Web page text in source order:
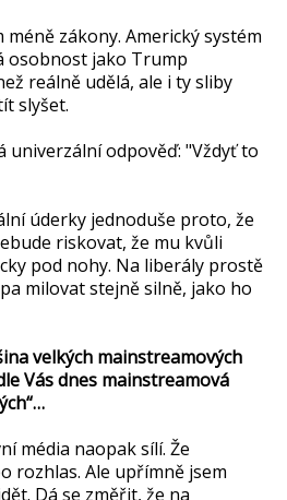
zákony. Americký systém
osobnost jako Trump
reálně udělá, ale i ty sliby
slyšet.
univerzální odpověď: "Vždyť to
úderky jednoduše proto, že
riskovat, že mu kvůli
pod nohy. Na liberály prostě
milovat stejně silně, jako ho
velkých mainstreamových
Vás dnes mainstreamová
média naopak sílí. Že
rozhlas. Ale upřímně jsem
Dá se změřit, že na